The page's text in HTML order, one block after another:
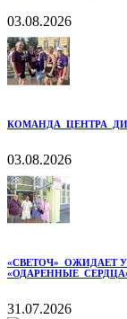
03.08.2026
КОМАНДА ЦЕНТРА
03.08.2026
«СВЕТОЧ» ОЖИДАЕТ
«ОДАРЕННЫЕ
31.07.2026